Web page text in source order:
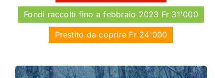
Fondi raccolti fino a febbraio 2023 Fr 31'000
Prestito da coprire Fr 24'000